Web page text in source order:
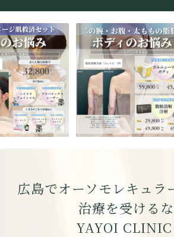
広島でオーソモレキュラ
治療を受ける
YAYOI CLINIC